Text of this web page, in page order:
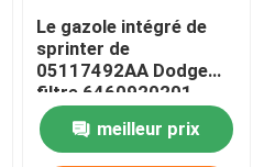
Le gazole intégré de
sprinter de
05117492AA Dodge
filtre 6460920201
Mercedes Diesel
Particulate Filter
meilleur prix